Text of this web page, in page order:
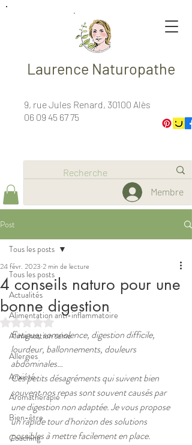
9, rue Jules Renard, 30100 Alès
06 09 45 67 75
Membre
Laurence Naturopathe
Post
Tous les posts
Actualités
Alimentation anti-inflammatoire
Alimentation saine
Allergies
Anxiété
Aromathérapie
Bien-être
Coaching
Tous les posts
4 conseils naturo pour une
bonne digestion
24 févr. 2023 2 min de lecture
Noté NaN étoiles sur 5.
Fatigue, somnolence, digestion difficile,
lourdeur, ballonnements, douleurs
abdominales…
Ces petits désagréments qui suivent bien
souvent nos repas sont souvent causés par
une digestion non adaptée. Je vous propose
un rapide tour d'horizon des solutions
possibles à mettre facilement en place.